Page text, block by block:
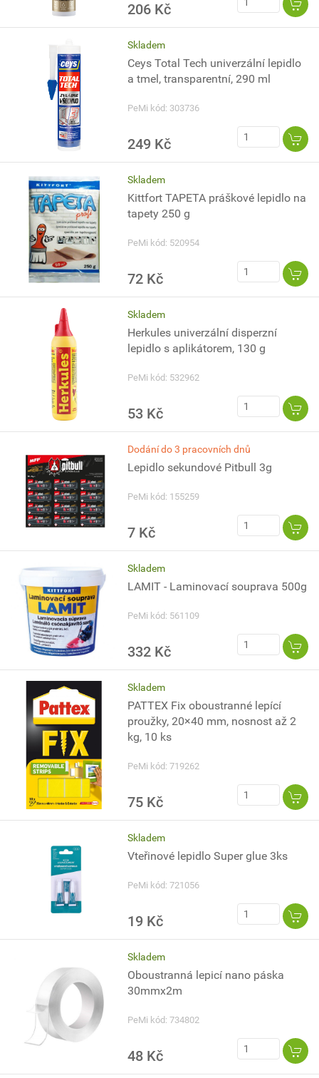
206 Kč
Skladem
Ceys Total Tech univerzální lepidlo
a tmel, transparentní, 290 ml
PeMi kód: 303736
249 Kč
Skladem
Kittfort TAPETA práškové lepidlo na
tapety 250 g
PeMi kód: 520954
72 Kč
Skladem
Herkules univerzální disperzní
lepidlo s aplikátorem, 130 g
PeMi kód: 532962
53 Kč
Dodání do 3 pracovních dnů
Lepidlo sekundové Pitbull 3g
PeMi kód: 155259
7 Kč
Skladem
LAMIT - Laminovací souprava 500g
PeMi kód: 561109
332 Kč
Skladem
PATTEX Fix oboustranné lepící
proužky, 20×40 mm, nosnost až 2
kg, 10 ks
PeMi kód: 719262
75 Kč
Skladem
Vteřinové lepidlo Super glue 3ks
PeMi kód: 721056
19 Kč
Skladem
Oboustranná lepicí nano páska
30mmx2m
PeMi kód: 734802
48 Kč